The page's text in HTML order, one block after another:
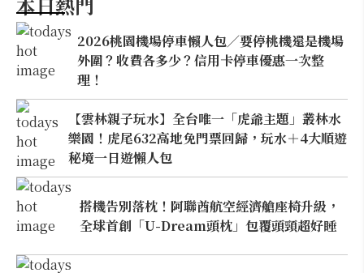
2026桃園機場停車懶人包／要停桃機還是機場
外圍？收費各多少？信用卡停車優惠一次整
理！
【雲林親子玩水】全台唯一「虎爺主題」叢林水
樂園！虎尾632高地免門票回歸，玩水＋4大順遊
秘境一日遊懶人包
搭機告別落枕！阿聯酋航空經濟艙座椅升級，
全球首創「U-Dream頭枕」包覆頭頸超好睡